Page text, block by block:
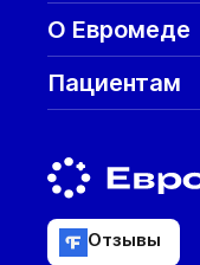
О Евромеде
Пациентам
Отзывы